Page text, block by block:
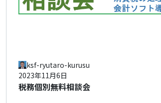
税務個別無料相談会
2023年11月6日
ksf-ryutaro-kurusu